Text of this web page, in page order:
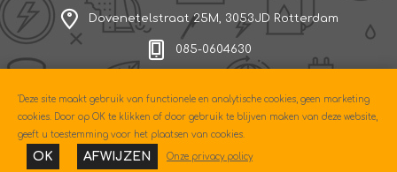
Dovenetelstraat 25M, 3053JD Rotterdam
085-0604630
Copyright © 2026 Econo. Alle rechten voorbehouden.
Powered by nopCommerce
Designed by
Nop-Templates.com
'Deze site maakt gebruik van functionele en analytische cookies, geen marketing
cookies. Door op OK te klikken of door gebruik te blijven maken van deze website,
geeft u toestemming voor het plaatsen van cookies.
OK AFWIJZEN Onze privacy policy